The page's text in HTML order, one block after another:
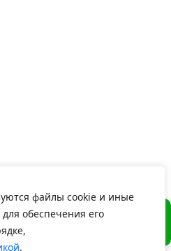
файлы cookie и иные
обеспечения его
.
Привет! Я онлайн! Готова
решить любой вопрос!